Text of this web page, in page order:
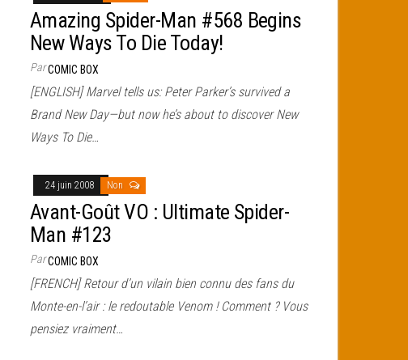
Amazing Spider-Man #568 Begins
New Ways To Die Today!
ParCOMIC BOX
[ENGLISH] Marvel tells us: Peter Parker’s survived a
Brand New Day—but now he’s about to discover New
Ways To Die…
24 juin 2008 Non
Avant-Goût VO : Ultimate Spider-
Man #123
ParCOMIC BOX
[FRENCH] Retour d’un vilain bien connu des fans du
Monte-en-l’air : le redoutable Venom ! Comment ? Vous
pensiez vraiment…